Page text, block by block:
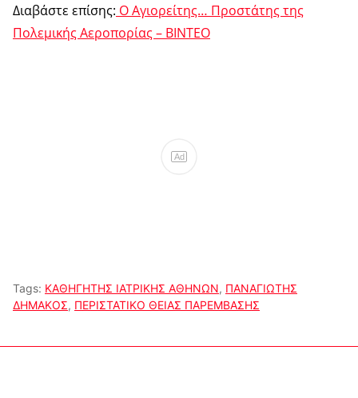
Διαβάστε επίσης: Ο Αγιορείτης… Προστάτης της
Πολεμικής Αεροπορίας – ΒΙΝΤΕΟ
Ad
Tags: ΚΑΘΗΓΗΤΗΣ ΙΑΤΡΙΚΗΣ ΑΘΗΝΩΝ, ΠΑΝΑΓΙΩΤΗΣ
ΔΗΜΑΚΟΣ, ΠΕΡΙΣΤΑΤΙΚΟ ΘΕΙΑΣ ΠΑΡΕΜΒΑΣΗΣ